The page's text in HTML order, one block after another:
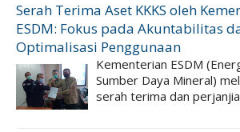
Serah Terima Aset KKKS oleh
ESDM: Fokus pada Akuntabilitas
Optimalisasi Penggunaan
Kementerian ESDM
Sumber Daya Mineral)
serah terima dan